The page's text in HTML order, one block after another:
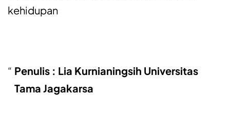
kehidupan
Penulis : Lia Kurnianingsih Universitas
Tama Jagakarsa